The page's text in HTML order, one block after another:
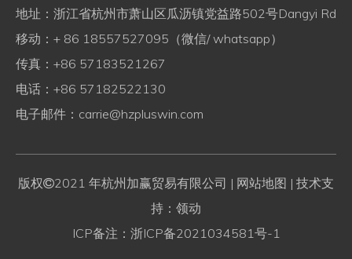
地址：浙江省杭州市萧山区瓜沥镇党益路502号Dangyi Rd
移动：+ 86 18557527095（微信/ whatsapp）
传真：+86 57183521267
电话：+86 57182522130
电子邮件： carrie@hzpluswin.com
版权2021 年杭州加赢贸易有限公司 | 网站地图 | 技术支
持：领动
ICP备注： 浙ICP备2021034581号-1